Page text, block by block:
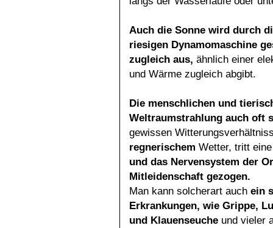
Auch die Sonne wird durch
riesigen Dynamomaschine
zugleich aus, ähnlich einer
und Wärme zugleich abgibt.
Die menschlichen und
Weltraumstrahlung auch oft
gewissen
regnerischem Wetter, tritt
und das Nervensystem der
Mitleidenschaft gezogen.
Man kann solcherart auch ein
Erkrankungen, wie Grippe,
und Klauenseuche und vieler